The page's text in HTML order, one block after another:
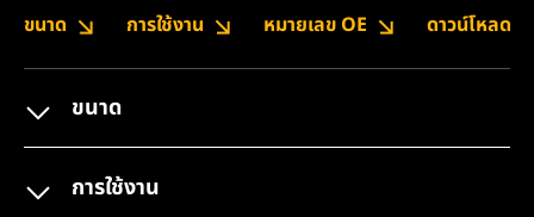
ขนาด การใช้งาน หมายเลข OE ดาวน์โหลด
ขนาด
การใช้งาน